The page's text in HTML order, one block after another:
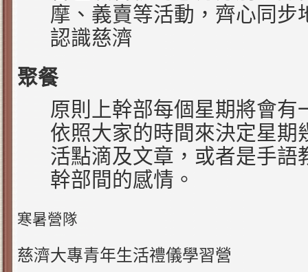
摩、義賣等活動，齊心同步
認識慈濟
聚餐
原則上幹部每個星期將會有
依照大家的時間來決定星期
活點滴及文章，或者是手語
幹部間的感情。
寒暑營隊
慈濟大專青年生活禮儀學習營